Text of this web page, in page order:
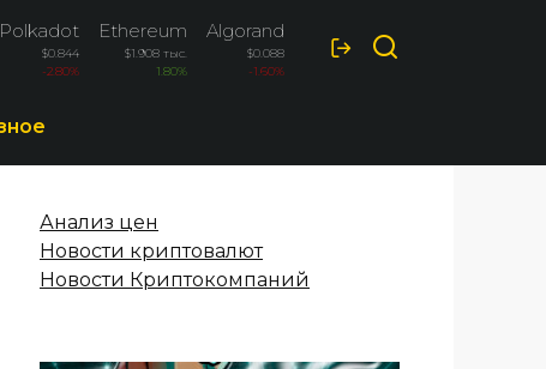
Polkadot
$0.844
-2.80%
Ethereum
$1.908 тыс.
1.80%
Algorand
$0.088
-1.60%
Optimism
$0.0882
Анализ цен
Новости криптовалют
Новости Криптокомпаний